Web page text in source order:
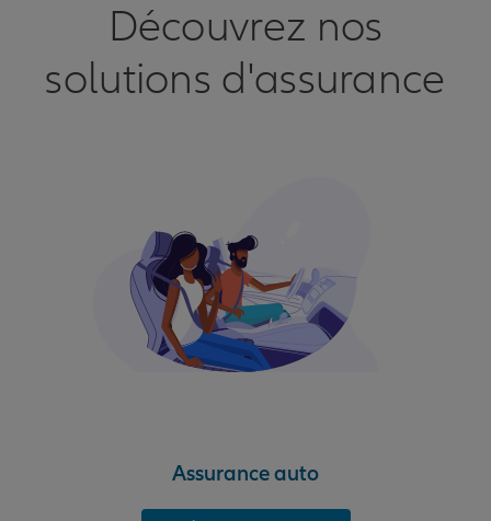
Découvrez nos
solutions d'assurance
Assurance auto